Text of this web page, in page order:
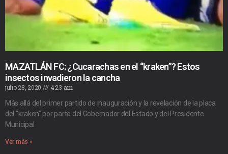
MAZATLÁN FC: ¿Cucarachas en el “kraken”? Estos
insectos invadieron la cancha
julio 28, 2020
4:23 am
Más allá del primer partido de inauguración y la revelación de la placa
del “kraken” por parte del Gobernador del Estado y del Presidente
Municipal
Ver más »